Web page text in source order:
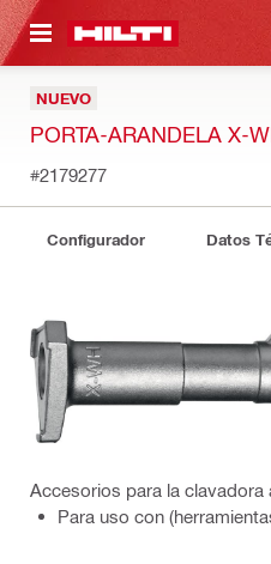
PRINCIPAL
NUEVO
PORTA-ARANDELA X-
#2179277
Configurador Datos
Accesorios para la clavadora
Para uso con